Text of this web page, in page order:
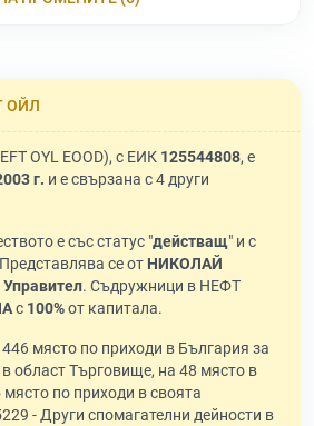
ОЙЛ
OYL EOOD), с ЕИК 125544808, е
г. и е свързана с 4 други
е със статус "действащ" и с
се от НИКОЛАЙ
. Съдружници в НЕФТ
с 100%от капитала.
място по приходи в България за
област Търговище, на 48 място в
по приходи в своята
- Други спомагателни дейности в